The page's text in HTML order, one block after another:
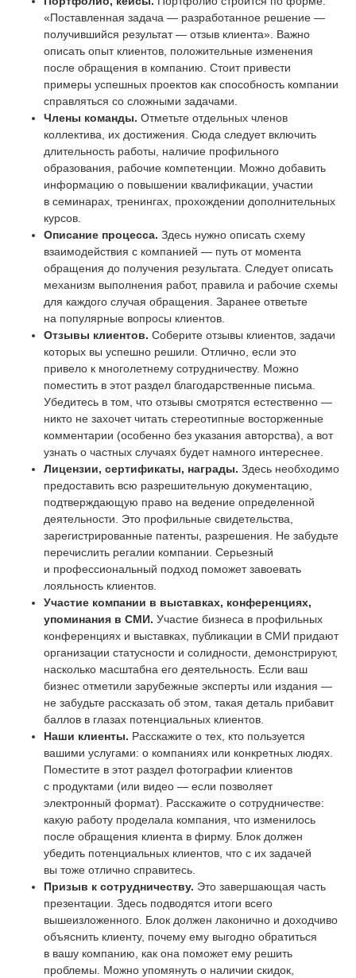
«Поставленная задача — разработанное решение —
получившийся результат — отзыв клиента». Важно
описать опыт клиентов, положительные изменения
после обращения в компанию. Стоит привести
примеры успешных проектов как способность компании
справляться со сложными задачами.
Члены команды. Отметьте отдельных членов
коллектива, их достижения. Сюда следует включить
длительность работы, наличие профильного
образования, рабочие компетенции. Можно добавить
информацию о повышении квалификации, участии
в семинарах, тренингах, прохождении дополнительных
курсов.
Описание процесса. Здесь нужно описать схему
взаимодействия с компанией — путь от момента
обращения до получения результата. Следует описать
механизм выполнения работ, правила и рабочие схемы
для каждого случая обращения. Заранее ответьте
на популярные вопросы клиентов.
Отзывы клиентов. Соберите отзывы клиентов, задачи
которых вы успешно решили. Отлично, если это
привело к многолетнему сотрудничеству. Можно
поместить в этот раздел благодарственные письма.
Убедитесь в том, что отзывы смотрятся естественно —
никто не захочет читать стереотипные восторженные
комментарии (особенно без указания авторства), а вот
узнать о частных случаях будет намного интереснее.
Лицензии, сертификаты, награды. Здесь необходимо
предоставить всю разрешительную документацию,
подтверждающую право на ведение определенной
деятельности. Это профильные свидетельства,
зарегистрированные патенты, разрешения. Не забудьте
перечислить регалии компании. Серьезный
и профессиональный подход поможет завоевать
лояльность клиентов.
Участие компании в выставках, конференциях,
упоминания в СМИ. Участие бизнеса в профильных
конференциях и выставках, публикации в СМИ придают
организации статусности и солидности, демонстрируют,
насколько масштабна его деятельность. Если ваш
бизнес отметили зарубежные эксперты или издания —
не забудьте рассказать об этом, такая деталь прибавит
баллов в глазах потенциальных клиентов.
Наши клиенты. Расскажите о тех, кто пользуется
вашими услугами: о компаниях или конкретных людях.
Поместите в этот раздел фотографии клиентов
с продуктами (или видео — если позволяет
электронный формат). Расскажите о сотрудничестве:
какую работу проделала компания, что изменилось
после обращения клиента в фирму. Блок должен
убедить потенциальных клиентов, что с их задачей
вы тоже отлично справитесь.
Призыв к сотрудничеству. Это завершающая часть
презентации. Здесь подводятся итоги всего
вышеизложенного. Блок должен лаконично и доходчиво
объяснить клиенту, почему ему выгодно обратиться
в вашу компанию, как она поможет ему решить
проблемы. Можно упомянуть о наличии скидок,